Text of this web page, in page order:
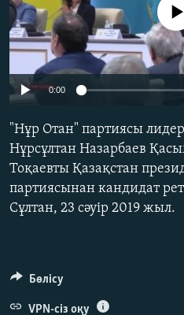
ЖАЗЫЛЫҢЫЗ
Басқа тілдерде
No media source
0:00
"Нұр Отан" партиясы
Нұрсұлтан Назарбаев
Тоқаевты Қазақстан
партиясынан кандидат
Сұлтан, 23 сәуір 2019 жыл.
Бөлісу
VPN-сіз оқу